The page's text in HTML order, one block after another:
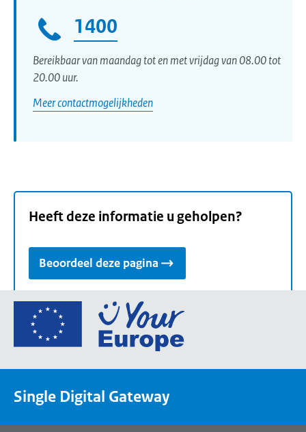
1400
Bereikbaar van maandag tot en met vrijdag van 08.00 tot
20.00 uur.
Meer contactmogelijkheden
Heeft deze informatie u geholpen?
Beoordeel deze pagina
Ga
de
een
Single Digital Gateway